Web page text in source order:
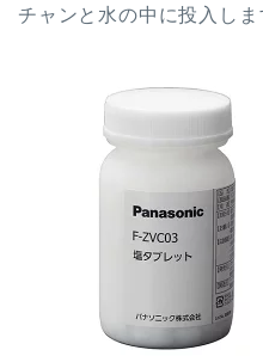
チャンと水の中に投入しま